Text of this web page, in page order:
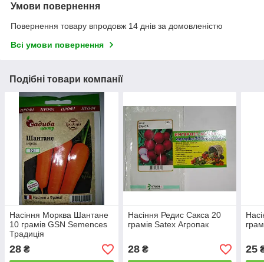
Умови повернення
Повернення товару впродовж 14 днів за домовленістю
Всі умови повернення
Подібні товари компанії
Насіння Морква Шантане
10 грамів GSN Semences
Традиція
28 ₴
Насіння Редис Сакса 20
грамів Satex Агропак
28₴ 25